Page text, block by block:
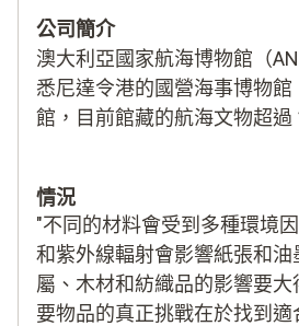
公司簡介
澳大利亞國家航海博物館（
悉尼達令港的國營海事博物館
館，目前館藏的航海文物超過
情況
"不同的材料會受到多種環境
和紫外線輻射會影響紙張和
屬、木材和紡織品的影響要
要物品的真正挑戰在於找到